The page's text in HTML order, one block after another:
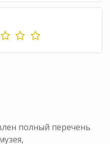
полный перечень